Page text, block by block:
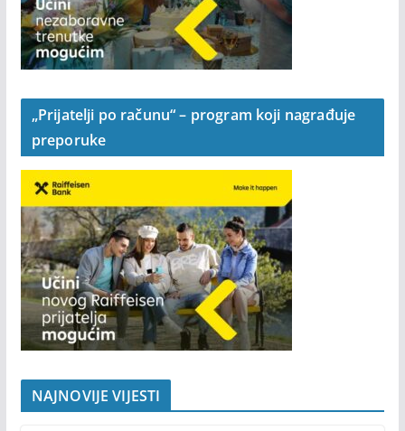
„Prijatelji po računu“ – program koji nagrađuje
preporuke